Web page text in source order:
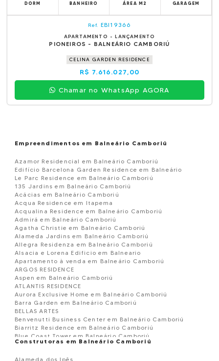
DORM BANHEIRO ÁREA M2 GARAGEM
Ref. EBI19366
APARTAMENTO - LANÇAMENTO
PIONEIROS - BALNEÁRIO CAMBORIÚ
CELINA GARDEN RESIDENCE
R$ 7.616.027,00
Chamar no WhatsApp AGORA
Empreendimentos em Balneário Camboriú
Azamor Residencial em Balneário Camboriú
Edifício Barcelona Garden Residence em Balneário
Le Parc Residence em Balneário Camboriú
135 Jardins em Balneário Camboriú
Acácias em Balneário Camboriú
Acqua Residence em Itapema
Acqualina Residence em Balneário Camboriú
Admirá em Balneário Camboriú
Agatha Christie em Balneário Camboriú
Alameda Jardins em Balneário Camboriú
Allegra Residenza em Balneário Camboriú
Alsacia e Lorena Edificio em Balneario
Apartamento à venda em Balneário Camboriú
ARGOS RESIDENCE
Aspen em Balneário Camboriú
ATLANTIS RESIDENCE
Aurora Exclusive Home em Balneário Camboriú
Barra Garden em Balneário Camboriú
BELLAS ARTES
Benvenutti Business Center em Balneário Camboriú
Biarritz Residence em Balneário Camboriú
Blue Coast Tower em Balneário Camboriú
Blue Ocean Residence em Balneário Camborií
Construtoras em Balneário Camboriú
Alameda dos Ipês